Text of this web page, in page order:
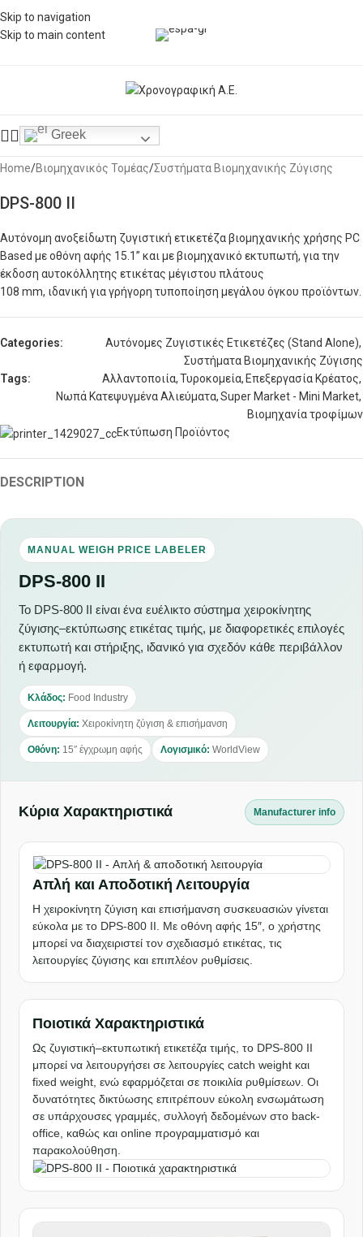
Skip to navigation
Skip to main content
Greek
Home/Βιομηχανικός Τομέας/Συστήματα Βιομηχανικής Ζύγισης
DPS-800 II
Αυτόνομη ανοξείδωτη ζυγιστική ετικετέζα βιομηχανικής χρήσης PC
Based με οθόνη αφής 15.1” και με βιομηχανικό εκτυπωτή, για την
έκδοση αυτοκόλλητης ετικέτας μέγιστου πλάτους
108 mm, ιδανική για γρήγορη τυποποίηση μεγάλου όγκου προϊόντων.
Categories: Αυτόνομες Ζυγιστικές Ετικετέζες (Stand Alone),
Συστήματα Βιομηχανικής Ζύγισης
Tags:
Αλλαντοποιία,Τυροκομεία, Επεξεργασία Κρέατος,
Νωπά Κατεψυγμένα Αλιεύματα,Super Market - Mini Market,
Βιομηχανία τροφίμων
Εκτύπωση Προϊόντος
DESCRIPTION
MANUAL WEIGH PRICE LABELER
DPS-800 II
Το DPS-800 II είναι ένα ευέλικτο σύστημα χειροκίνητης
ζύγισης–εκτύπωσης ετικέτας τιμής, με διαφορετικές επιλογές
εκτυπωτή και στήριξης, ιδανικό για σχεδόν κάθε περιβάλλον
ή εφαρμογή.
Κλάδος: Food Industry
Λειτουργία: Χειροκίνητη ζύγιση & επισήμανση
Οθόνη: 15″ έγχρωμη αφής Λογισμικό: WorldView
Κύρια Χαρακτηριστικά Manufacturer info
Απλή και Αποδοτική Λειτουργία
Η χειροκίνητη ζύγιση και επισήμανση συσκευασιών γίνεται
εύκολα με το DPS-800 II. Με οθόνη αφής 15″, ο χρήστης
μπορεί να διαχειριστεί τον σχεδιασμό ετικέτας, τις
λειτουργίες ζύγισης και επιπλέον ρυθμίσεις.
Ποιοτικά Χαρακτηριστικά
Ως ζυγιστική–εκτυπωτική ετικετέζα τιμής, το DPS-800 II
μπορεί να λειτουργήσει σε λειτουργίες catch weight και
fixed weight, ενώ εφαρμόζεται σε ποικιλία ρυθμίσεων. Οι
δυνατότητες δικτύωσης επιτρέπουν εύκολη ενσωμάτωση
σε υπάρχουσες γραμμές, συλλογή δεδομένων στο back-
office, καθώς και online προγραμματισμό και
παρακολούθηση.